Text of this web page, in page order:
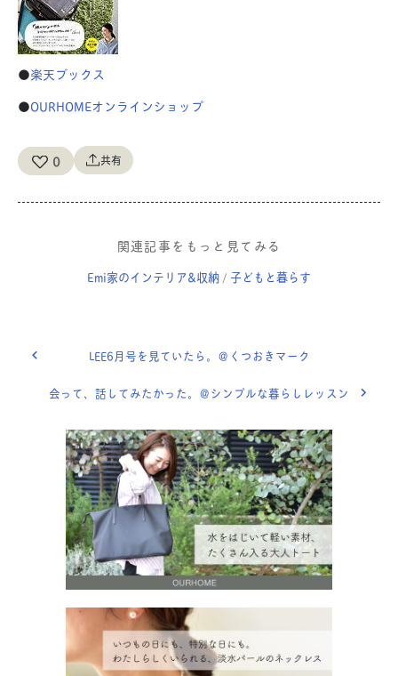
●楽天ブックス
●OURHOMEオンラインショップ
0 共有
関連記事をもっと見てみる
Emi家のインテリア&収納 / 子どもと暮らす
LEE6月号を見ていたら。＠くつおきマーク
会って、話してみたかった。＠シンプルな暮らしレッスン